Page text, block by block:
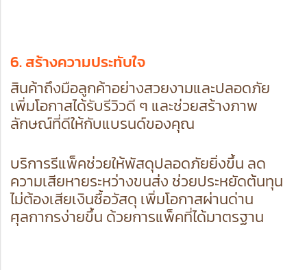
6. สร้างความประทับใจ
สินค้าถึงมือลูกค้าอย่างสวยงามและปลอดภัย
เพิ่มโอกาสได้รับรีวิวดี ๆ และช่วยสร้างภาพ
ลักษณ์ที่ดีให้กับแบรนด์ของคุณ
บริการรีแพ็คช่วยให้พัสดุปลอดภัยยิ่งขึ้น ลด
ความเสียหายระหว่างขนส่ง ช่วยประหยัดต้นทุน
ไม่ต้องเสียเงินซื้อวัสดุ เพิ่มโอกาสผ่านด่าน
ศุลกากรง่ายขึ้น ด้วยการแพ็คที่ได้มาตรฐาน